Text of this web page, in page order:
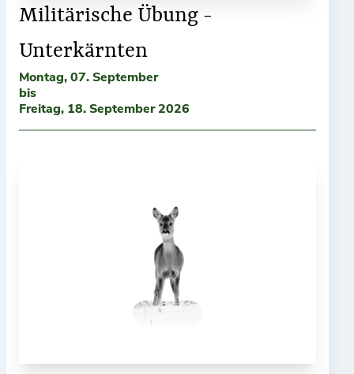
Militärische Übung -
Unterkärnten
Montag, 07. September
bis
Freitag, 18. September 2026